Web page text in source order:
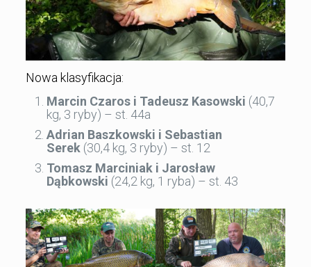
Nowa klasyfikacja:
Marcin Czaros i Tadeusz Kasowski (40,7
kg, 3 ryby) – st. 44a
Adrian Baszkowski i Sebastian
Serek (30,4 kg, 3 ryby) – st. 12
Tomasz Marciniak i Jarosław
Dąbkowski (24,2 kg, 1 ryba) – st. 43